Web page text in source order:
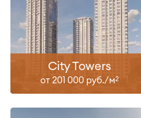
City Towers
от 201 000 руб./м2